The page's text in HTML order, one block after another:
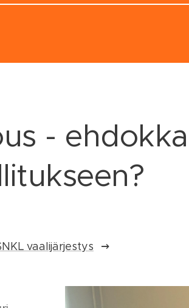
-
vaalijärjestys